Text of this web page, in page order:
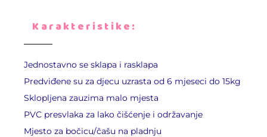
Karakteristike:
Jednostavno se sklapa i rasklapa
Predviđene su za djecu uzrasta od 6 mjeseci do 15kg
Sklopljena zauzima malo mjesta
PVC presvlaka za lako čišćenje i održavanje
Mjesto za bočicu/čašu na pladnju